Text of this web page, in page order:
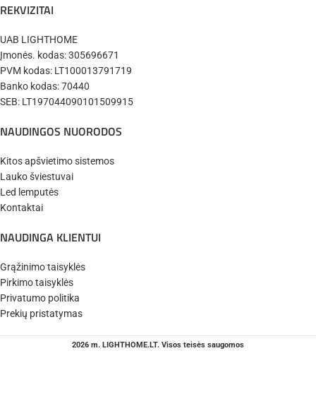
REKVIZITAI
UAB LIGHTHOME
Įmonės. kodas: 305696671
PVM kodas: LT100013791719
Banko kodas: 70440
SEB: LT197044090101509915
NAUDINGOS NUORODOS
Kitos apšvietimo sistemos
Lauko šviestuvai
Led lemputės
Kontaktai
NAUDINGA KLIENTUI
Grąžinimo taisyklės
Pirkimo taisyklės
Privatumo politika
Prekių pristatymas
2026 m. LIGHTHOME.LT. Visos teisės saugomos